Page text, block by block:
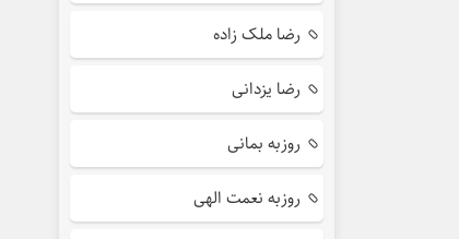
رضا ملک زاده
رضا یزدانی
روزبه بمانی
روزبه نعمت الهی